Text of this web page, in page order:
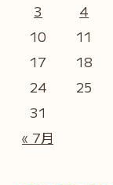
« 7月
3
4
10
11
17
18
24
25
31